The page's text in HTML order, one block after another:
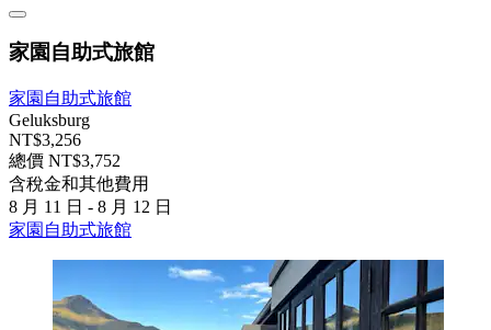
家園自助式旅館
家園自助式旅館
Geluksburg
NT$3,256
總價 NT$3,752
含稅金和其他費用
8 月 11 日 - 8 月 12 日
家園自助式旅館